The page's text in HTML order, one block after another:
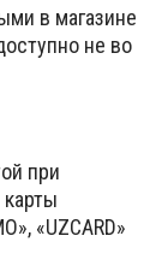
в магазине
не во
при
«UZCARD»